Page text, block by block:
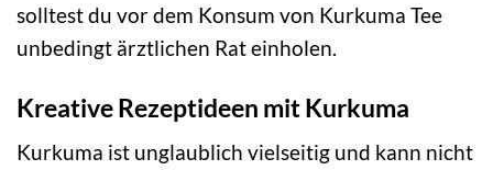
solltest du vor dem Konsum von Kurkuma Tee
unbedingt ärztlichen Rat einholen.
Kreative Rezeptideen mit Kurkuma
Kurkuma ist unglaublich vielseitig und kann nicht